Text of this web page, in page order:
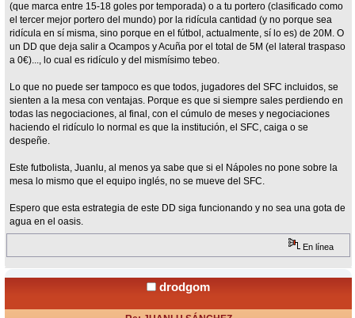
(que marca entre 15-18 goles por temporada) o a tu portero (clasificado como
el tercer mejor portero del mundo) por la ridícula cantidad (y no porque sea
ridícula en sí misma, sino porque en el fútbol, actualmente, sí lo es) de 20M. O
un DD que deja salir a Ocampos y Acuña por el total de 5M (el lateral traspaso
a 0€)..., lo cual es ridículo y del mismísimo tebeo.
Lo que no puede ser tampoco es que todos, jugadores del SFC incluidos, se
sienten a la mesa con ventajas. Porque es que si siempre sales perdiendo en
todas las negociaciones, al final, con el cúmulo de meses y negociaciones
haciendo el ridículo lo normal es que la institución, el SFC, caiga o se
despeñe.
Este futbolista, Juanlu, al menos ya sabe que si el Nápoles no pone sobre la
mesa lo mismo que el equipo inglés, no se mueve del SFC.
Espero que esta estrategia de este DD siga funcionando y no sea una gota de
agua en el oasis.
En línea
drodgom